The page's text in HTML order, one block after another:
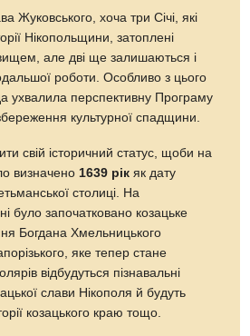
Жуковського, хоча три Січі, які
Нікопольщини, затоплені
але дві ще залишаються і
роботи. Особливо з цього
ухвалила перспективну Програму
культурної спадщини.
свій історичний статус, щоби на
визначено1639 рік як дату
столиці. На
було започатковано козацьке
Богдана Хмельницького
яке тепер стане
відбудуться пізнавальні
слави Нікополя й будуть
козацького краю тощо.